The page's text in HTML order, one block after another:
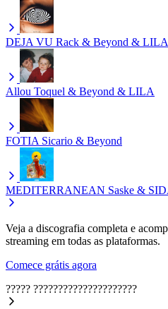
DEJA VU Rack & Beyond & LILA
Allou Toquel & Beyond & LILA
FOTIA Sicario & Beyond
MEDITERRANEAN Saske &
Veja a discografia completa e
streaming em todas as plataformas.
Comece grátis agora
????? ?????????????????????